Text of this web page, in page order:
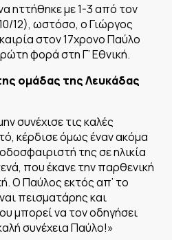
ηττήθηκε με 1-3 από τον
12), ωστόσο, ο Γιώργος
στον 17χρονο Παύλο
φορά στη Γ’ Εθνική.
ομάδας της Λευκάδας
συνέχισε τις καλές
κέρδισε όμως έναν ακόμα
της σε ηλικία
που έκανε την παρθενική
Ο Παύλος εκτός απ’ το
πεισματάρης και
μπορεί να τον οδηγήσει
συνέχεια Παύλο!»